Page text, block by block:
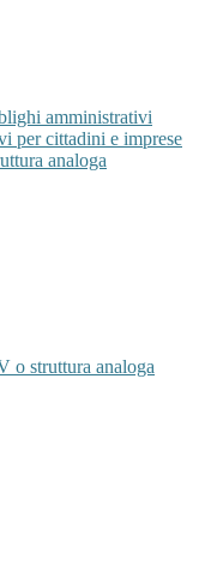
amministrativi
per cittadini e imprese
analoga
o struttura analoga